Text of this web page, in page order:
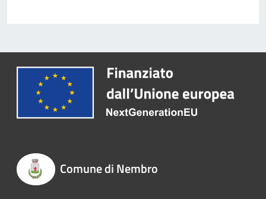
Comune di Nembro